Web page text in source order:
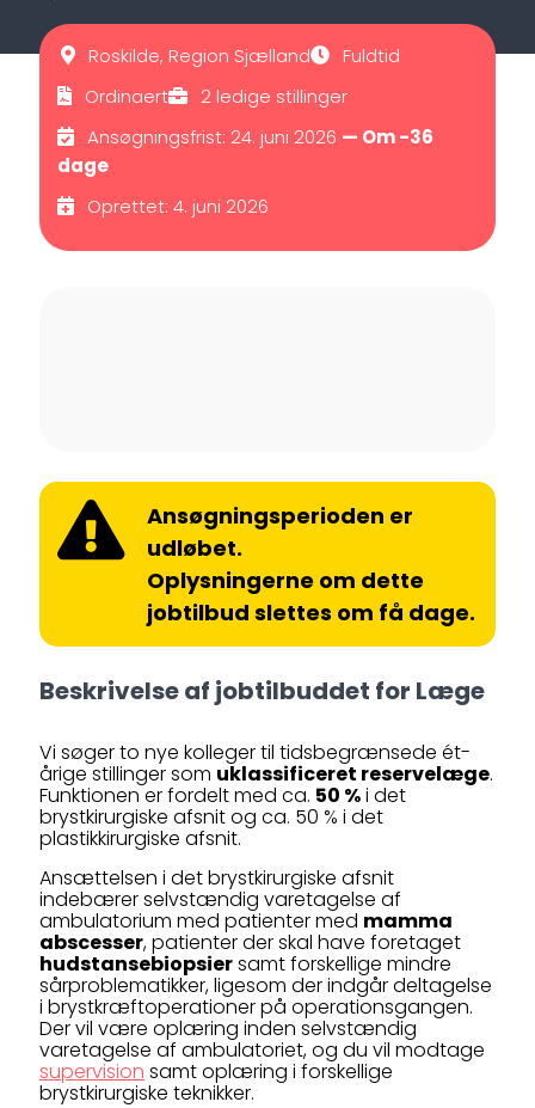
Roskilde, Region Sjælland
Fuldtid
Ordinaert
2 ledige stillinger
Ansøgningsfrist: 24. juni 2026 — Om -36
dage
Oprettet: 4. juni 2026
Ansøgningsperioden er
udløbet.
Oplysningerne om dette
jobtilbud slettes om få dage.
Beskrivelse af jobtilbuddet for Læge
Vi søger to nye kolleger til tidsbegrænsede ét-
årige stillinger som uklassificeret reservelæge.
Funktionen er fordelt med ca. 50 %i det
brystkirurgiske afsnit og ca. 50 % i det
plastikkirurgiske afsnit.
Ansættelsen i det brystkirurgiske afsnit
indebærer selvstændig varetagelse af
ambulatorium med patienter med mamma
abscesser, patienter der skal have foretaget
hudstansebiopsiersamt forskellige mindre
sårproblematikker, ligesom der indgår deltagelse
i brystkræftoperationer på operationsgangen.
Der vil være oplæring inden selvstændig
varetagelse af ambulatoriet, og du vil modtage
supervision samt oplæring i forskellige
brystkirurgiske teknikker.